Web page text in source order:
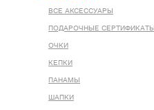
ВСЕ AКСЕССУАРЫ
ПОДАРОЧНЫЕ СЕРТИФИКАТЫ
ОЧКИ
КЕПКИ
ПАНАМЫ
ШАПКИ